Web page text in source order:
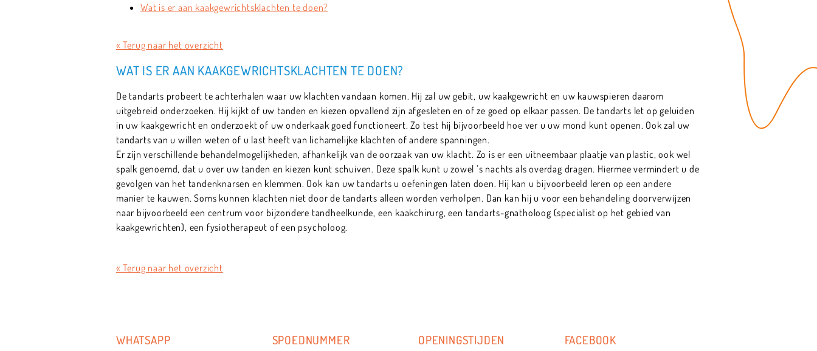
Wat is er aan kaakgewrichtsklachten te doen?
« Terug naar het overzicht
WAT IS ER AAN KAAKGEWRICHTSKLACHTEN TE DOEN?
De tandarts probeert te achterhalen waar uw klachten vandaan komen. Hij zal uw gebit, uw kaakgewricht en uw kauwspieren daarom
uitgebreid onderzoeken. Hij kijkt of uw tanden en kiezen opvallend zijn afgesleten en of ze goed op elkaar passen. De tandarts let op geluiden
in uw kaakgewricht en onderzoekt of uw onderkaak goed functioneert. Zo test hij bijvoorbeeld hoe ver u uw mond kunt openen. Ook zal uw
tandarts van u willen weten of u last heeft van lichamelijke klachten of andere spanningen.
Er zijn verschillende behandelmogelijkheden, afhankelijk van de oorzaak van uw klacht. Zo is er een uitneembaar plaatje van plastic, ook wel
spalk genoemd, dat u over uw tanden en kiezen kunt schuiven. Deze spalk kunt u zowel ’s nachts als overdag dragen. Hiermee vermindert u de
gevolgen van het tandenknarsen en klemmen. Ook kan uw tandarts u oefeningen laten doen. Hij kan u bijvoorbeeld leren op een andere
manier te kauwen. Soms kunnen klachten niet door de tandarts alleen worden verholpen. Dan kan hij u voor een behandeling doorverwijzen
naar bijvoorbeeld een centrum voor bijzondere tandheelkunde, een kaakchirurg, een tandarts-gnatholoog (specialist op het gebied van
kaakgewrichten), een fysiotherapeut of een psycholoog.
« Terug naar het overzicht
WHATSAPP SPOEDNUMMER OPENINGSTIJDEN FACEBOOK